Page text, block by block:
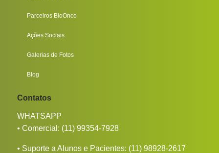
Parceiros BioOnco
Ações Sociais
Galerias de Fotos
Blog
Contatos
WHATSAPP
• Comercial: (11) 99354-7928
• Suporte a Alunos e Pacientes: (11) 98928-2617